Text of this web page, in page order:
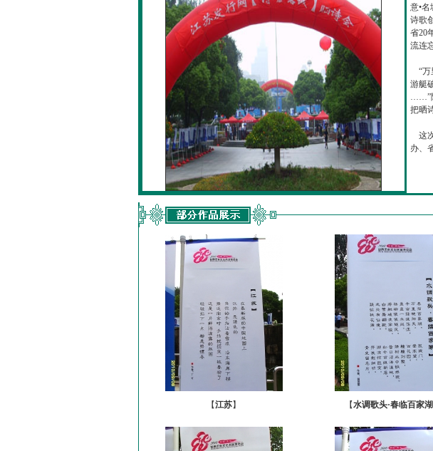
意•
诗歌
省20
流连
“万
游艇
……”
把晒
这
办、
【江苏】 【水调歌头·春临百家湖